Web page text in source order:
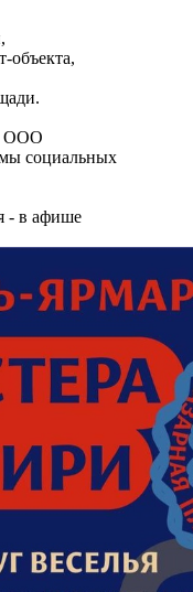
объекта,
ООО
социальных
- в афише